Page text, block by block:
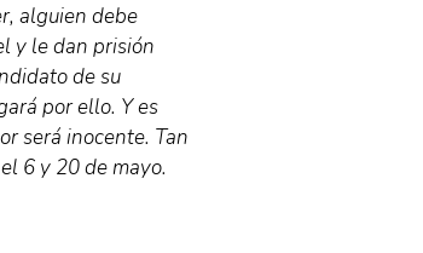
alguien debe
y le dan prisión
de su
por ello. Y es
será inocente. Tan
6 y 20 de mayo.